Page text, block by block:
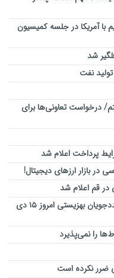
با آمریکا در جلسه کمیسیون
شد
نفت
درخواست تعاونی‌ها برای
بازار ارزهای دیجیتال!
قم اعلام شد
جزئیات مهم از زمان و میزان واریز عیدی مددجویان بهزیستی امروز ۱۵ دی
را نمی‌پذیرد
ضرر نکرده است